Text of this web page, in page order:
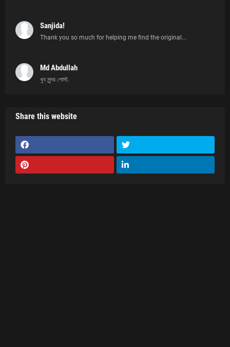
Sanjida!
Thank you so much for helping me find the original...
Md Abdullah
খুব সুন্দর পোস্ট.
Share this website